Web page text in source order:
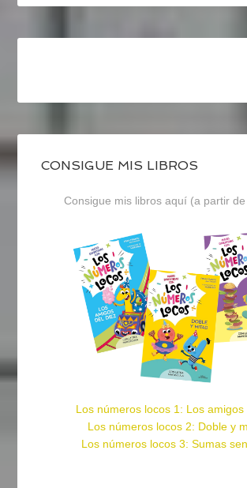
CONSIGUE MIS LIBROS
Consigue mis libros aquí (a partir
Los números locos 1: Los amigos
Los números locos 2: Doble y
Los números locos 3: Sumas